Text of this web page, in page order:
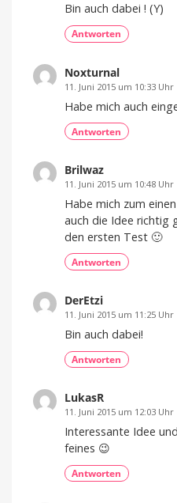
Bin auch dabei ! (Y)
Antworten
Noxturnal
11. Juni 2015 um 10:33 Uhr
Habe mich auch
Antworten
Brilwaz
11. Juni 2015 um 10:48 Uhr
Habe mich zum
auch die Idee richtig
den ersten Test 🙂
Antworten
DerEtzi
11. Juni 2015 um 11:25 Uhr
Bin auch dabei!
Antworten
LukasR
11. Juni 2015 um 12:03 Uhr
Interessante Idee
feines 😉
Antworten